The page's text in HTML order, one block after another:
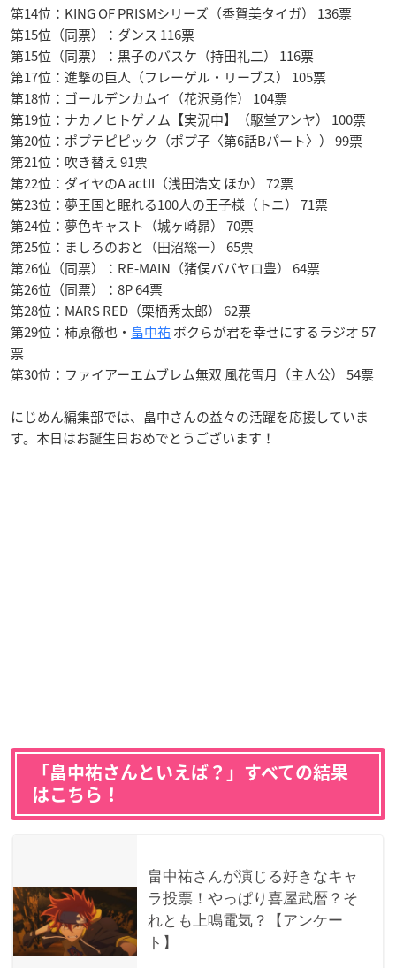
第14位：KING OF PRISMシリーズ（香賀美タイガ） 136票
第15位（同票）：ダンス 116票
第15位（同票）：黒子のバスケ（持田礼二） 116票
第17位：進撃の巨人（フレーゲル・リーブス） 105票
第18位：ゴールデンカムイ（花沢勇作） 104票
第19位：ナカノヒトゲノム【実況中】（駆堂アンヤ） 100票
第20位：ポプテピピック（ポプ子〈第6話Bパート〉） 99票
第21位：吹き替え 91票
第22位：ダイヤのA actII（浅田浩文 ほか） 72票
第23位：夢王国と眠れる100人の王子様（トニ） 71票
第24位：夢色キャスト（城ヶ崎昴） 70票
第25位：ましろのおと（田沼総一） 65票
第26位（同票）：RE-MAIN（猪俣ババヤロ豊） 64票
第26位（同票）：8P 64票
第28位：MARS RED（栗栖秀太郎） 62票
第29位：柿原徹也・ 畠中祐ボクらが君を幸せにするラジオ 57
票
第30位：ファイアーエムブレム無双 風花雪月（主人公） 54票
にじめん編集部では、畠中さんの益々の活躍を応援していま
す。本日はお誕生日おめでとうございます！
「畠中祐さんといえば？」すべての結果
はこちら！